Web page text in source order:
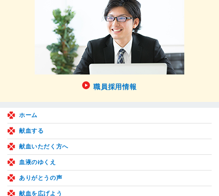
職員採用情報
ホーム
献血する
献血いただく方へ
血液のゆくえ
ありがとうの声
献血を広げよう